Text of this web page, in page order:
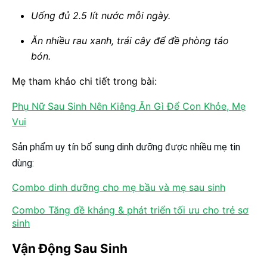
Uống đủ 2.5 lít nước mỗi ngày.
Ăn nhiều rau xanh, trái cây để đề phòng táo
bón.
Mẹ tham khảo chi tiết trong bài:
Phụ Nữ Sau Sinh Nên Kiêng Ăn Gì Để Con Khỏe, Mẹ
Vui
Sản phẩm uy tín bổ sung dinh dưỡng được nhiều mẹ tin
dùng:
Combo dinh dưỡng cho mẹ bầu và mẹ sau sinh
Combo Tăng đề kháng & phát triển tối ưu cho trẻ sơ
sinh
Vận Động Sau Sinh